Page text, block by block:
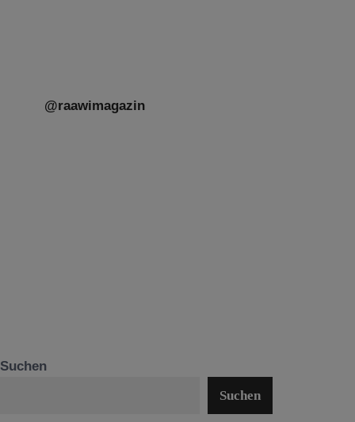
@raawimagazin
Suchen
Suchen